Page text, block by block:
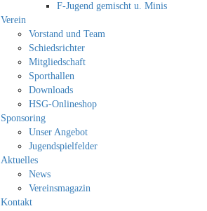
F-Jugend gemischt u. Minis
Verein
Vorstand und Team
Schiedsrichter
Mitgliedschaft
Sporthallen
Downloads
HSG-Onlineshop
Sponsoring
Unser Angebot
Jugendspielfelder
Aktuelles
News
Vereinsmagazin
Kontakt